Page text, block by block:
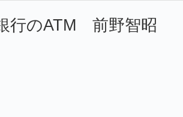
行のATM 前野智昭